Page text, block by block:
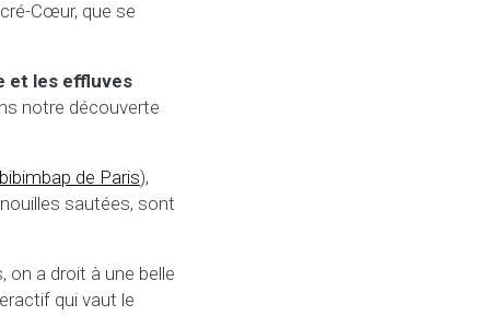
Cœur, que se
et les effluves
notre découverte
de Paris),
sautées, sont
on a droit à une belle
qui vaut le